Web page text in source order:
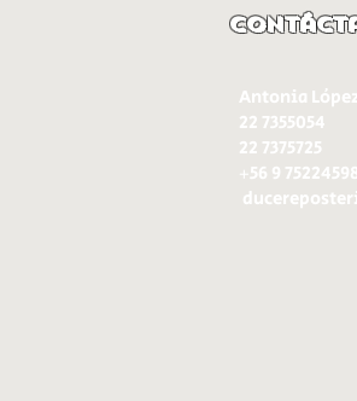
Antonia
22 7355054
22 7375725
+56 9 75224598
d